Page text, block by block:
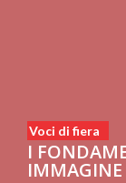
Voci di fiera
I
IMMAGINE